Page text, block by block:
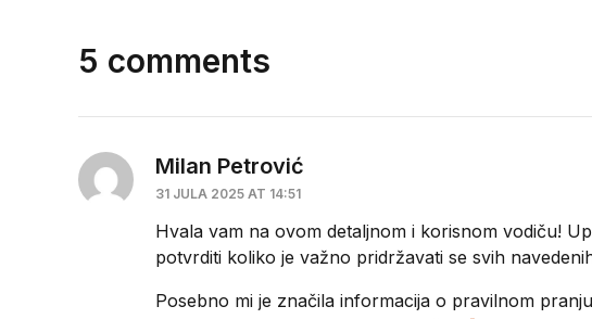
5 comments
Milan Petrović
31 JULA 2025 AT 14:51
Hvala vam na ovom detaljnom i korisnom vodiču!
potvrditi koliko je važno pridržavati se svih
Posebno mi je značila informacija o pravilnom